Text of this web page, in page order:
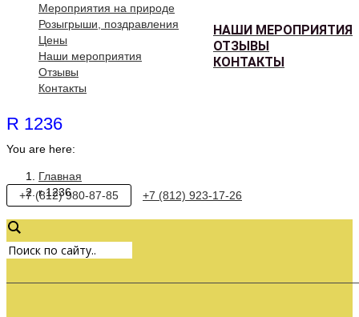
НАШИ МЕРОПРИЯТИЯ
ОТЗЫВЫ
КОНТАКТЫ
Мероприятия на природе
Розыгрыши, поздравления
Цены
Наши мероприятия
Отзывы
Контакты
R 1236
You are here:
Главная
r 1236
+7 (812) 980-87-85 +7 (812) 923-17-26